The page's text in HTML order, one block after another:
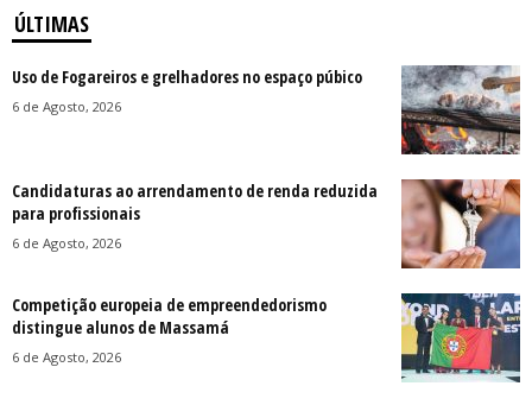
ÚLTIMAS
Uso de Fogareiros e grelhadores no espaço púbico
6 de Agosto, 2026
Candidaturas ao arrendamento de renda reduzida
para profissionais
6 de Agosto, 2026
Competição europeia de empreendedorismo
distingue alunos de Massamá
6 de Agosto, 2026